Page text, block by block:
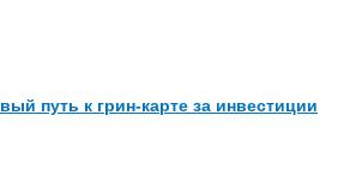
путь к грин-карте за инвестиции